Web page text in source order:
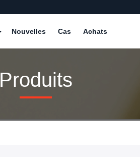
Nouvelles Cas Achats
Produits